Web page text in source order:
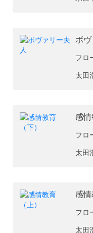
ボヴ
フロ
太田
感情
フロ
太田
感情
フロ
太田